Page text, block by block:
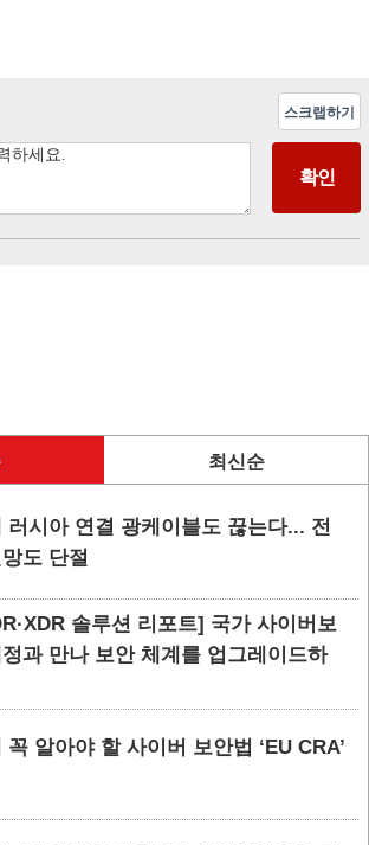
스크랩하기
최신순
러시아 연결 광케이블도 끊는다... 전
도 단절
솔루션 리포트] 국가 사이버보
과 만나 보안 체계를 업그레이드하
알아야 할 사이버 보안법 ‘EU CRA’